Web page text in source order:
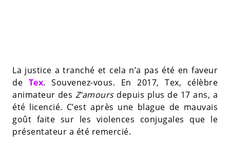
La justice a tranché et cela n’a pas été en faveur
de Tex. Souvenez-vous. En 2017, Tex, célèbre
animateur des Z’amoursdepuis plus de 17 ans, a
été licencié. C’est après une blague de mauvais
goût faite sur les violences conjugales que le
présentateur a été remercié.